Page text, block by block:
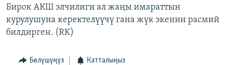
Бирок АКШ элчилиги ал жаңы имараттын
курулушуна керектелүүчү гана жүк экенин расмий
билдирген. (RK)
Бөлүшүңүз Катталыңыз